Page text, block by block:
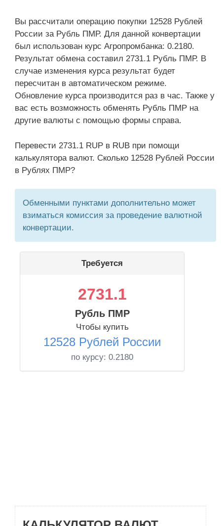
Вы рассчитали операцию покупки 12528 Рублей
России за Рубль ПМР. Для данной конвертации
был использован курс Агропромбанка: 0.2180.
Результат обмена составил 2731.1 Рубль ПМР. В
случае изменения курса результат будет
пересчитан в автоматическом режиме.
Обновление курса производится раз в час. Также у
вас есть возможность обменять Рубль ПМР на
другие валюты с помощью формы справа.
Перевести 2731.1 RUP в RUB при помощи
калькулятора валют. Сколько 12528 Рублей России
в Рублях ПМР?
Обменными пунктами дополнительно может
взиматься комиссия за проведение валютной
конвертации.
Требуется
2731.1
Рубль ПМР
Чтобы купить
12528 Рублей России
по курсу: 0.2180